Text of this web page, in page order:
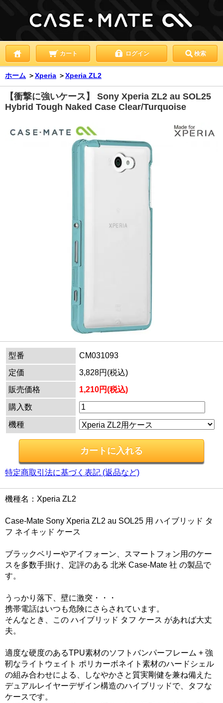
カート ログイン 検索
ホーム ＞Xperia ＞Xperia ZL2
【衝撃に強いケース】 Sony Xperia ZL2 au SOL25
Hybrid Tough Naked Case Clear/Turquoise
型番
CM031093
定価
3,828円(税込)
販売価格
1,210円(税込)
購入数
機種
特定商取引法に基づく表記 (返品など)
機種名：Xperia ZL2
Case-Mate Sony Xperia ZL2 au SOL25 用 ハイブリッド タ
フ ネイキッド ケース
ブラックベリーやアイフォーン、スマートフォン用のケー
スを多数手掛け、定評のある 北米 Case-Mate 社 の製品で
す。
うっかり落下、壁に激突・・・
携帯電話はいつも危険にさらされています。
そんなとき、この ハイブリッド タフ ケース があれば大丈
夫。
適度な硬度のあるTPU素材のソフトバンパーフレーム + 強
靭なライトウェイト ポリカーボネイト素材のハードシェル
の組み合わせによる、しなやかさと質実剛健を兼ね備えた
デュアルレイヤーデザイン構造のハイブリッドで、タフな
ケースです。